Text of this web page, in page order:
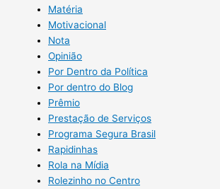
Matéria
Motivacional
Nota
Opinião
Por Dentro da Política
Por dentro do Blog
Prêmio
Prestação de Serviços
Programa Segura Brasil
Rapidinhas
Rola na Mídia
Rolezinho no Centro